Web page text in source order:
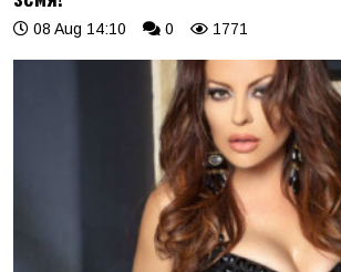
08 Aug 14:10 0 1771